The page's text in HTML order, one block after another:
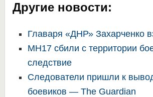
Другие новости:
Главаря «ДНР» Захарченко
MH17 сбили с территории
следствие
Следователи пришли к
боевиков — The Guardian